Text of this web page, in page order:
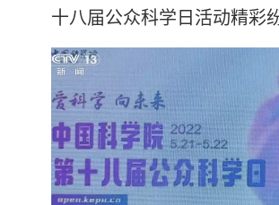
十八届公众科学日活动精彩